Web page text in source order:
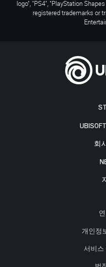
회
개인정
서비스
logo", "PS4", "PlayStation
registered trademarks or